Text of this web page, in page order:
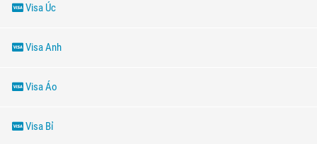
Visa Úc
Visa Anh
Visa Áo
Visa Bỉ